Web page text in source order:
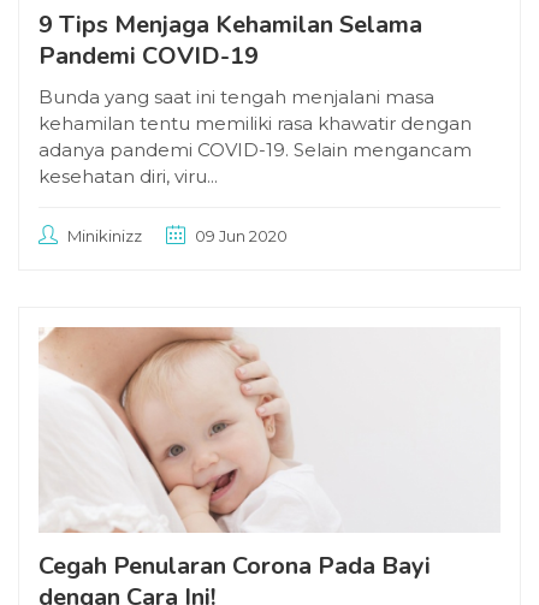
9 Tips Menjaga Kehamilan Selama
Pandemi COVID-19
Bunda yang saat ini tengah menjalani masa
kehamilan tentu memiliki rasa khawatir dengan
adanya pandemi COVID-19. Selain mengancam
kesehatan diri, viru...
Minikinizz 09 Jun 2020
Cegah Penularan Corona Pada Bayi
dengan Cara Ini!